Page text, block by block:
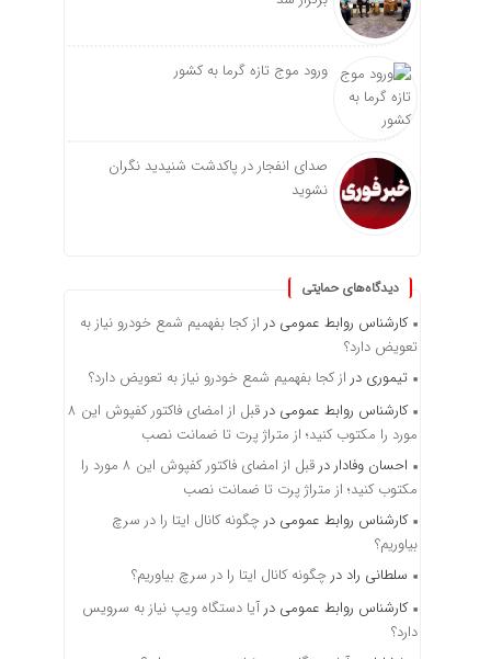
ورود موج تازه گرما به کشور
صدای انفجار در پاکدشت شنیدید نگران
نشوید
دیدگاه‌های حمایتی
کارشناس روابط عمومی در از کجا بفهمیم شمع خودرو نیاز به
تعویض دارد؟
تیموری در از کجا بفهمیم شمع خودرو نیاز به تعویض دارد؟
کارشناس روابط عمومی در
قبل از امضای فاکتور کفپوش این ۸
مورد را مکتوب کنید؛ از متراژ پرت تا ضمانت نصب
احسان وفادار در
قبل از امضای فاکتور کفپوش این ۸ مورد را
مکتوب کنید؛ از متراژ پرت تا ضمانت نصب
کارشناس روابط عمومی در چگونه کانال ایتا را در سرچ
بیاوریم؟
سلطانی راد در چگونه کانال ایتا را در سرچ بیاوریم؟
کارشناس روابط عمومی در آیا دستگاه ویپ نیاز به سرویس
دارد؟